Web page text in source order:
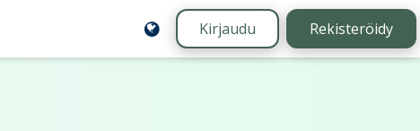
Kirjaudu Rekisteröidy